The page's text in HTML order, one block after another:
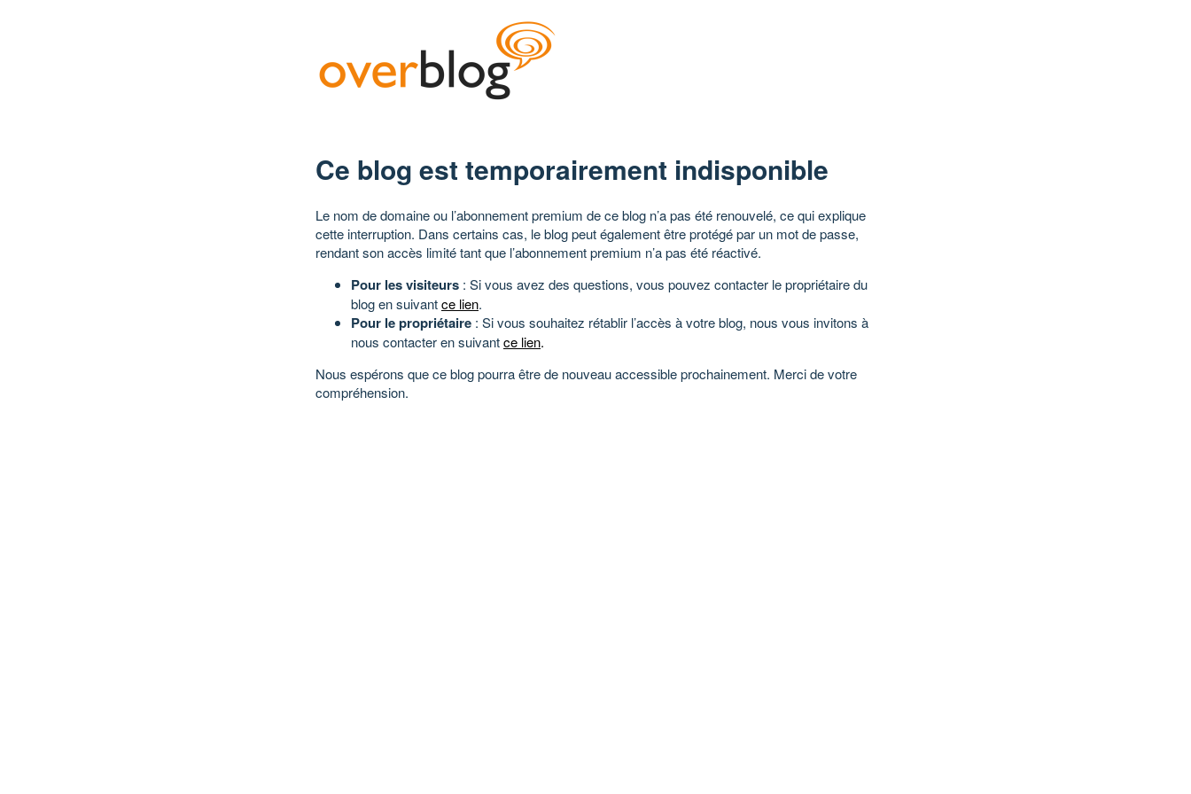
Ce blog est temporairement indisponible
Le nom de domaine ou l’abonnement premium de ce blog n’a pas été renouvelé, ce qui explique
cette interruption. Dans certains cas, le blog peut également être protégé par un mot de passe,
rendant son accès limité tant que l’abonnement premium n’a pas été réactivé.
Pour les visiteurs : Si vous avez des questions, vous pouvez contacter le propriétaire du
blog en suivantce lien.
Pour le propriétaire : Si vous souhaitez rétablir l’accès à votre blog, nous vous invitons à
nous contacter en suivantce lien.
Nous espérons que ce blog pourra être de nouveau accessible prochainement. Merci de votre
compréhension.